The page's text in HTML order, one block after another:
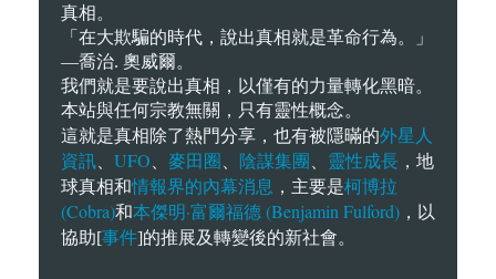
真相。
「在大欺騙的時代，說出真相就是革命行為。」
—喬治. 奧威爾。
我們就是要說出真相，以僅有的力量轉化黑暗。
本站與任何宗教無關，只有靈性概念。
這就是真相除了熱門分享，也有被隱暪的外星人
資訊、 UFO、 麥田圈、 陰謀集團、 靈性成長 ，地
球真相和情報界的內幕消息 ，主要是柯博拉
(Cobra)和本傑明·富爾福德 (Benjamin Fulford) ，以
協助[事件]的推展及轉變後的新社會。